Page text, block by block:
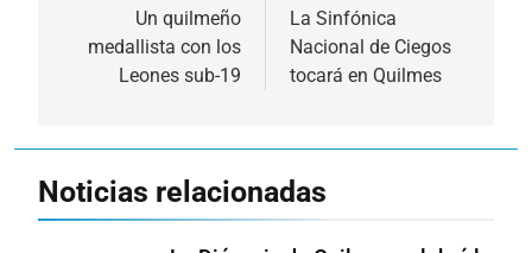
entradas
Un quilmeño
medallista con los
Leones sub-19
La Sinfónica
Nacional de Ciegos
tocará en Quilmes
Noticias relacionadas